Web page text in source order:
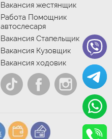
Вакансия жестянщик
Работа Помощник
автослесаря
Вакансия Стапельщик
Вакансия Кузовщик
Вакансия ходовик